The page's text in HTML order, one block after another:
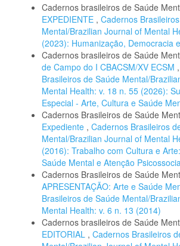
Cadernos brasileiros de Saúde
EXPEDIENTE , Cadernos
Mental/Brazilian Journal of Mental
(2023): Humanização, Democracia
Cadernos brasileiros de Saúde
de Campo do I CBACSM/XV ECSM ,
Brasileiros de Saúde Mental/
Mental Health: v. 18 n. 55 (2026):
Especial - Arte, Cultura e Saúde
Cadernos Brasileiros de Saúde
Expediente , Cadernos Brasileiros
Mental/Brazilian Journal of Mental
(2016): Trabalho com Cultura e
Saúde Mental e Atenção
Cadernos Brasileiros de Saúde
APRESENTAÇÃO: Arte e Saúde
Brasileiros de Saúde Mental/
Mental Health: v. 6 n. 13 (2014)
Cadernos brasileiros de Saúde
EDITORIAL , Cadernos Brasileiros